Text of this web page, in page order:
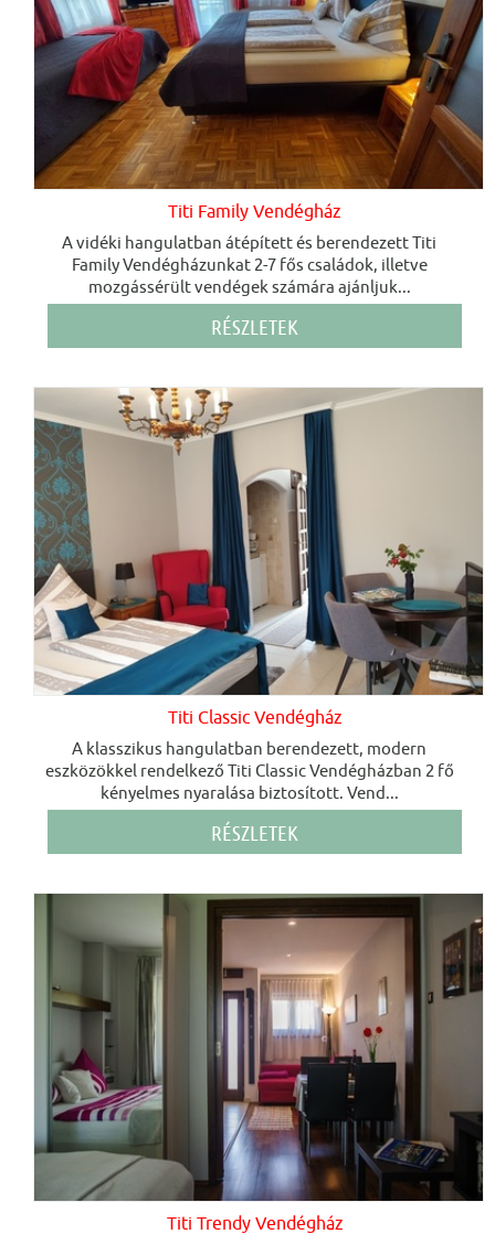
Titi Family Vendégház
A vidéki hangulatban átépített és berendezett Titi
Family Vendégházunkat 2-7 fős családok, illetve
mozgássérült vendégek számára ajánljuk...
RÉSZLETEK
Titi Classic Vendégház
A klasszikus hangulatban berendezett, modern
eszközökkel rendelkező Titi Classic Vendégházban 2 fő
kényelmes nyaralása biztosított. Vend...
RÉSZLETEK
Titi Trendy Vendégház